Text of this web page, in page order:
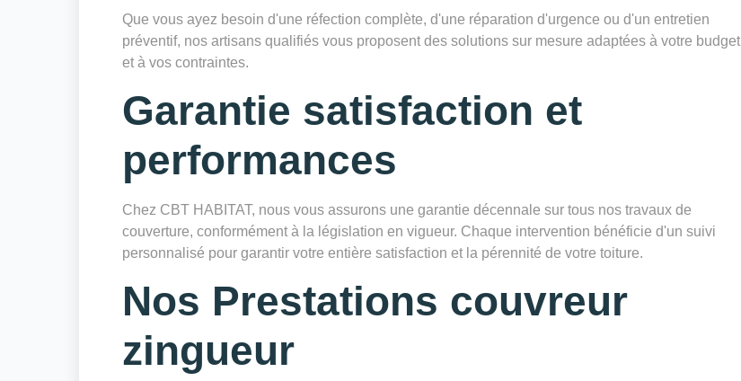
Que vous ayez besoin d'une réfection complète, d'une réparation d'urgence ou d'un entretien
préventif, nos artisans qualifiés vous proposent des solutions sur mesure adaptées à votre budget
et à vos contraintes.
Garantie satisfaction et
performances
Chez CBT HABITAT, nous vous assurons une garantie décennale sur tous nos travaux de
couverture, conformément à la législation en vigueur. Chaque intervention bénéficie d'un suivi
personnalisé pour garantir votre entière satisfaction et la pérennité de votre toiture.
Nos Prestations couvreur
zingueur